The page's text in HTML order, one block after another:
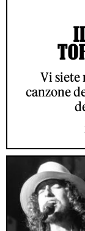
Vi siete
canzone